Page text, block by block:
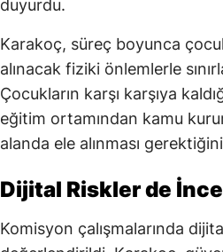
duyurdu.
Karakoç, süreç boyunca
alınacak fiziki önlemlerle
Çocukların karşı karşıya
eğitim ortamından kamu
alanda ele alınması
Dijital Riskler de
Komisyon çalışmalarında